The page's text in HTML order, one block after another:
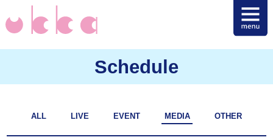
Schedule
ALL LIVE EVENT MEDIA OTHER